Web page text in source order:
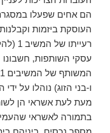
ו-בני הזוג) נוהלו על
מעת לעת אשראי הן
בתמורה לאשראי